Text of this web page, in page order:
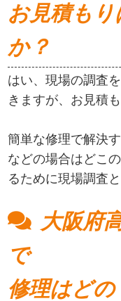
お見積もり
か？
はい、現場の調査
きますが、お見積
簡単な修理で解決
などの場合はどこ
るために現場調査
大阪府
で
修理はど